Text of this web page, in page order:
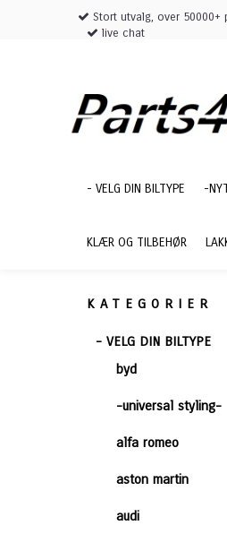
Stort utvalg, over 50000+
live chat
- VELG DIN BILTYPE -
KLÆR OG TILBEHØR
KATEGORIER
- VELG DIN BILTYPE
byd
-universal styling-
alfa romeo
aston martin
audi